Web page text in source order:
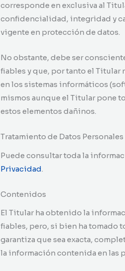
corresponde en exclusiva al
confidencialidad, integridad y
vigente en protección de datos.
No obstante, debe ser
fiables y que, por tanto el
en los sistemas informáticos
mismos aunque el Titular pone
estos elementos dañinos.
Tratamiento de Datos Personales
Puede consultar toda la
Privacidad.
Contenidos
El Titular ha obtenido la
fiables, pero, si bien ha tomado
garantiza que sea exacta,
la información contenida en las